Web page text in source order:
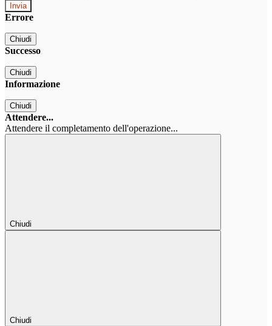
Errore
Chiudi
Successo
Chiudi
Informazione
Chiudi
Attendere...
Attendere il completamento dell'operazione...
Chiudi
Chiudi